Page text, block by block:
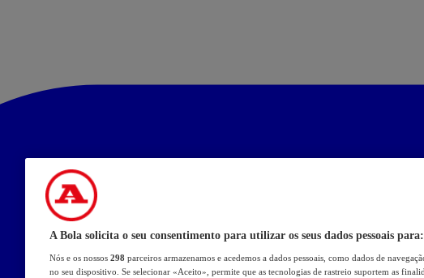
A Bola solicita o seu consentimento para utilizar os seus dados pessoais para:
Nós e os nossos 298 parceiros armazenamos e acedemos a dados pessoais, como dados de
no seu dispositivo. Se selecionar «Aceito», permite que as tecnologias de rastreio suportem as